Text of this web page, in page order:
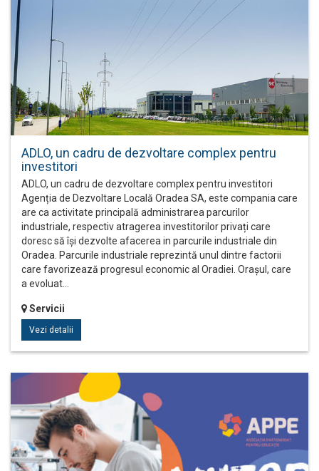
ADLO, un cadru de dezvoltare complex pentru
investitori
ADLO, un cadru de dezvoltare complex pentru investitori
Agenția de Dezvoltare Locală Oradea SA, este compania care
are ca activitate principală administrarea parcurilor
industriale, respectiv atragerea investitorilor privați care
doresc să își dezvolte afacerea in parcurile industriale din
Oradea. Parcurile industriale reprezintă unul dintre factorii
care favorizează progresul economic al Oradiei. Orașul, care
a evoluat…
Servicii
Vezi detalii